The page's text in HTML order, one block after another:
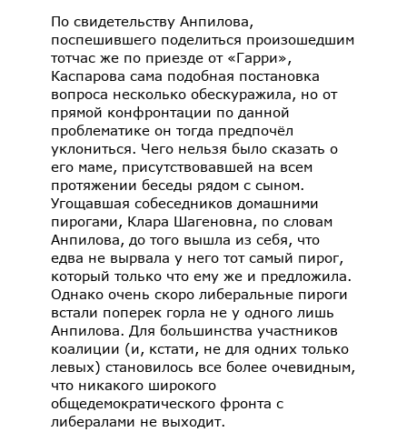
По свидетельству Анпилова,
поспешившего поделиться произошедшим
тотчас же по приезде от «Гарри»,
Каспарова сама подобная постановка
вопроса несколько обескуражила, но от
прямой конфронтации по данной
проблематике он тогда предпочёл
уклониться. Чего нельзя было сказать о
его маме, присутствовавшей на всем
протяжении беседы рядом с сыном.
Угощавшая собеседников домашними
пирогами, Клара Шагеновна, по словам
Анпилова, до того вышла из себя, что
едва не вырвала у него тот самый пирог,
который только что ему же и предложила.
Однако очень скоро либеральные пироги
встали поперек горла не у одного лишь
Анпилова. Для большинства участников
коалиции (и, кстати, не для одних только
левых) становилось все более очевидным,
что никакого широкого
общедемократического фронта с
либералами не выходит.